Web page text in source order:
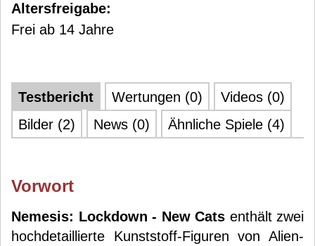
Altersfreigabe:
Frei ab 14 Jahre
Testbericht Wertungen (0)
Videos (0)
Bilder (2)
News (0) Ähnliche Spiele (4)
Vorwort
Nemesis: Lockdown - New Cats enthält zwei
hochdetaillierte Kunststoff-Figuren von Alien-